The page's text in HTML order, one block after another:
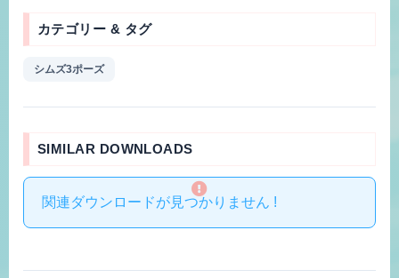
カテゴリー & タグ
シムズ3ポーズ
SIMILAR DOWNLOADS
関連ダウンロードが見つかりません !